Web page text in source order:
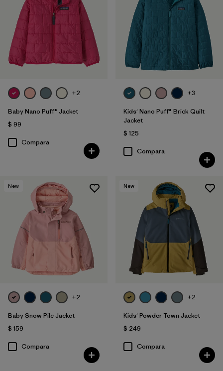
Filtrar por
Features & Processes
Filtrar por
Materials & Fabric
Filtrar por
Kids
Filtrar por
Warmth Index +2
Baby Nano Puff® Jacket
$ 99
Compara
+3
Kids' Nano Puff® Brick Quilt
Jacket
$ 125
Compara
New
+2
Baby Snow Pile Jacket
$ 159
Compara
New
+2
Kids' Powder Town Jacket
$ 249
Compara